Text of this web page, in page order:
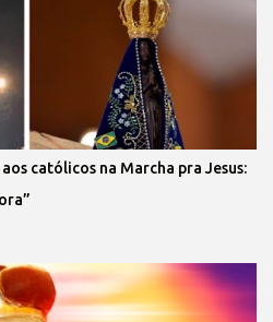
católicos na Marcha pra Jesus: